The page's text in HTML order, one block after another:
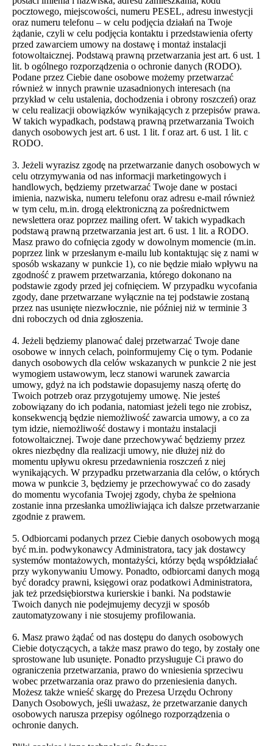
pocztowego, miejscowości, numeru PESEL, adresu inwestycji
oraz numeru telefonu – w celu podjęcia działań na Twoje
żądanie, czyli w celu podjęcia kontaktu i przedstawienia oferty
przed zawarciem umowy na dostawę i montaż instalacji
fotowoltaicznej. Podstawą prawną przetwarzania jest art. 6 ust. 1
lit. b ogólnego rozporządzenia o ochronie danych (RODO).
Podane przez Ciebie dane osobowe możemy przetwarzać
również w innych prawnie uzasadnionych interesach (na
przykład w celu ustalenia, dochodzenia i obrony roszczeń) oraz
w celu realizacji obowiązków wynikających z przepisów prawa.
W takich wypadkach, podstawą prawną przetwarzania Twoich
danych osobowych jest art. 6 ust. 1 lit. f oraz art. 6 ust. 1 lit. c
RODO.
3. Jeżeli wyrazisz zgodę na przetwarzanie danych osobowych w
celu otrzymywania od nas informacji marketingowych i
handlowych, będziemy przetwarzać Twoje dane w postaci
imienia, nazwiska, numeru telefonu oraz adresu e-mail również
w tym celu, m.in. drogą elektroniczną za pośrednictwem
newslettera oraz poprzez mailing ofert. W takich wypadkach
podstawą prawną przetwarzania jest art. 6 ust. 1 lit. a RODO.
Masz prawo do cofnięcia zgody w dowolnym momencie (m.in.
poprzez link w przesłanym e-mailu lub kontaktując się z nami w
sposób wskazany w punkcie 1), co nie będzie miało wpływu na
zgodność z prawem przetwarzania, którego dokonano na
podstawie zgody przed jej cofnięciem. W przypadku wycofania
zgody, dane przetwarzane wyłącznie na tej podstawie zostaną
przez nas usunięte niezwłocznie, nie później niż w terminie 3
dni roboczych od dnia zgłoszenia.
4. Jeżeli będziemy planować dalej przetwarzać Twoje dane
osobowe w innych celach, poinformujemy Cię o tym. Podanie
danych osobowych dla celów wskazanych w punkcie 2 nie jest
wymogiem ustawowym, lecz stanowi warunek zawarcia
umowy, gdyż na ich podstawie dopasujemy naszą ofertę do
Twoich potrzeb oraz przygotujemy umowę. Nie jesteś
zobowiązany do ich podania, natomiast jeżeli tego nie zrobisz,
konsekwencją będzie niemożliwość zawarcia umowy, a co za
tym idzie, niemożliwość dostawy i montażu instalacji
fotowoltaicznej. Twoje dane przechowywać będziemy przez
okres niezbędny dla realizacji umowy, nie dłużej niż do
momentu upływu okresu przedawnienia roszczeń z niej
wynikających. W przypadku przetwarzania dla celów, o których
mowa w punkcie 3, będziemy je przechowywać co do zasady
do momentu wycofania Twojej zgody, chyba że spełniona
zostanie inna przesłanka umożliwiająca ich dalsze przetwarzanie
zgodnie z prawem.
5. Odbiorcami podanych przez Ciebie danych osobowych mogą
być m.in. podwykonawcy Administratora, tacy jak dostawcy
systemów montażowych, montażyści, którzy będą współdziałać
przy wykonywaniu Umowy. Ponadto, odbiorcami danych mogą
być doradcy prawni, księgowi oraz podatkowi Administratora,
jak też przedsiębiorstwa kurierskie i banki. Na podstawie
Twoich danych nie podejmujemy decyzji w sposób
zautomatyzowany i nie stosujemy profilowania.
6. Masz prawo żądać od nas dostępu do danych osobowych
Ciebie dotyczących, a także masz prawo do tego, by zostały one
sprostowane lub usunięte. Ponadto przysługuje Ci prawo do
ograniczenia przetwarzania, prawo do wniesienia sprzeciwu
wobec przetwarzania oraz prawo do przeniesienia danych.
Możesz także wnieść skargę do Prezesa Urzędu Ochrony
Danych Osobowych, jeśli uważasz, że przetwarzanie danych
osobowych narusza przepisy ogólnego rozporządzenia o
ochronie danych.